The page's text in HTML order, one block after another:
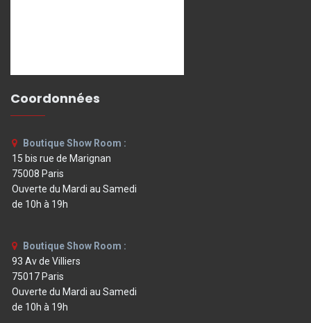
Coordonnées
Boutique Show Room :
15 bis rue de Marignan
75008 Paris
Ouverte du Mardi au Samedi
de 10h à 19h
Boutique Show Room :
93 Av de Villiers
75017 Paris
Ouverte du Mardi au Samedi
de 10h à 19h